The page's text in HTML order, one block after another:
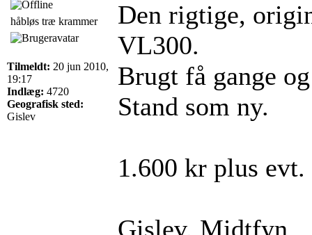
håbløs træ krammer
Tilmeldt: 20 jun 2010,
19:17
Indlæg: 4720
Geografisk sted:
Gislev
Den rigtige,
VL300.
Brugt få gange
Stand som ny.
1.600 kr plus
Gislev, Midtfyn